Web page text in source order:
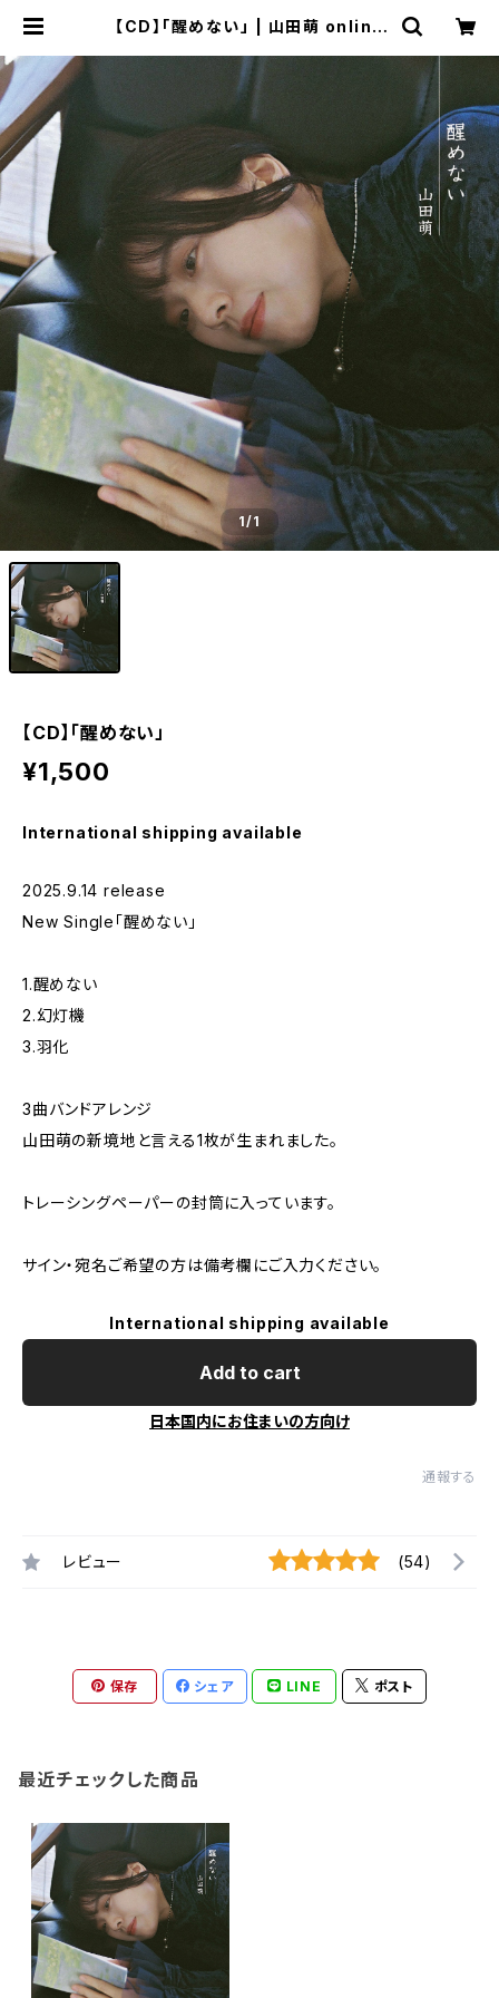
【CD】「醒めない」 | 山田萌 online
1/1
【CD】「醒めない」
¥1,500
International shipping available
2025.9.14 release
New Single「醒めない」
1.醒めない
2.幻灯機
3.羽化
3曲バンドアレンジ
山田萌の新境地と言える1枚が生まれました。
トレーシングペーパーの封筒に入っています。
サイン・宛名ご希望の方は備考欄にご入力ください。
International shipping available
Add to cart
日本国内にお住まいの方向け
通報する
レビュー (54)
保存 シェア LINE ポスト
最近チェックした商品